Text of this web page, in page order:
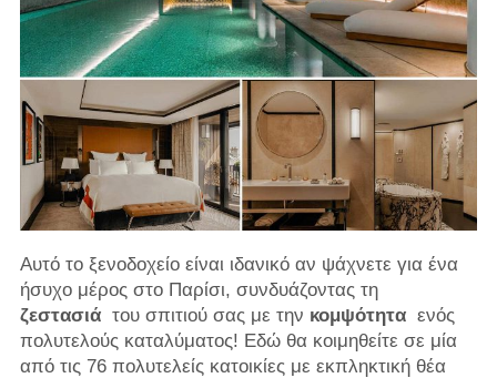
Αυτό το ξενοδοχείο είναι ιδανικό αν ψάχνετε για ένα
ήσυχο μέρος στο Παρίσι, συνδυάζοντας τη
ζεστασιάτου σπιτιού σας με την κομψότηταενός
πολυτελούς καταλύματος! Εδώ θα κοιμηθείτε σε μία
από τις 76 πολυτελείς κατοικίες με εκπληκτική θέα